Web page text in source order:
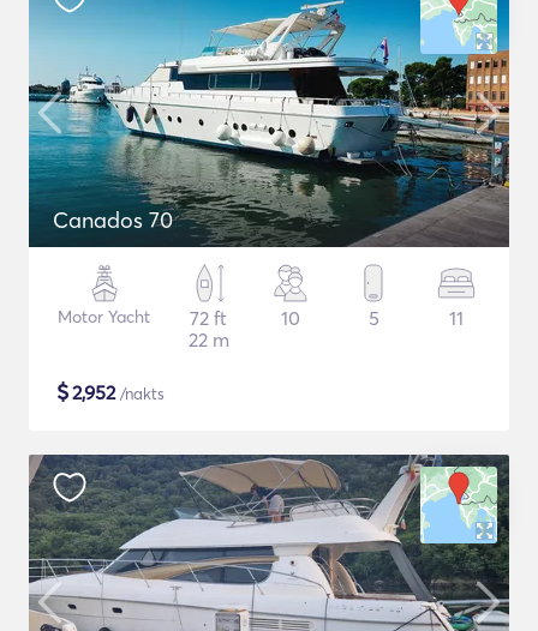
Canados 70
Motor Yacht
72 ft
22 m
10 5 11
$2,952/nakts